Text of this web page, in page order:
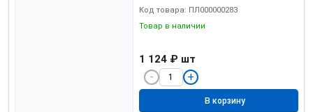
Код товара: ПЛ000000283
Товар в наличии
1 124 ₽ шт
В корзину